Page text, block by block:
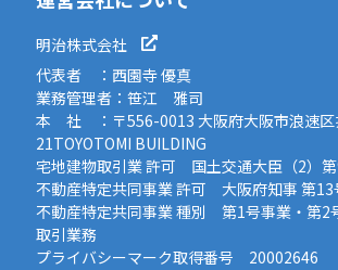
明治株式会社
代表者 ：西園寺 優真
業務管理者：笹江 雅司
本 社 ：〒556-0013 大阪府大阪市浪速区
21TOYOTOMI BUILDING
宅地建物取引業 許可 国土交通大臣（2）
不動産特定共同事業 許可 大阪府知事 第13
不動産特定共同事業 種別 第1号事業・第2
取引業務
プライバシーマーク取得番号 20002646